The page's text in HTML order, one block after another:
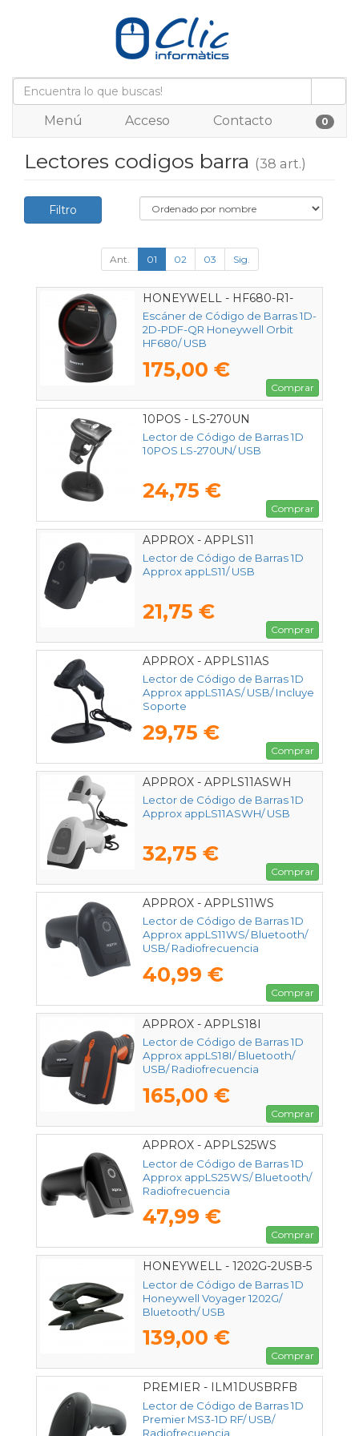
Menú Acceso Contacto 0
Lectores codigos barra (38 art.)
Filtro
Ant. 01 02 03 Sig.
HONEYWELL - HF680-R1-
2USB-EU
Escáner de Código de Barras 1D-
2D-PDF-QR Honeywell Orbit
HF680/ USB
175,00 €
Comprar
10POS - LS-270UN
Lector de Código de Barras 1D
10POS LS-270UN/ USB
24,75 €
Comprar
APPROX - APPLS11
Lector de Código de Barras 1D
Approx appLS11/ USB
21,75 €
Comprar
APPROX - APPLS11AS
Lector de Código de Barras 1D
Approx appLS11AS/ USB/ Incluye
Soporte
29,75 €
Comprar
APPROX - APPLS11ASWH
Lector de Código de Barras 1D
Approx appLS11ASWH/ USB
32,75 €
Comprar
APPROX - APPLS11WS
Lector de Código de Barras 1D
Approx appLS11WS/ Bluetooth/
USB/ Radiofrecuencia
40,99 €
Comprar
APPROX - APPLS18I
Lector de Código de Barras 1D
Approx appLS18I/ Bluetooth/
USB/ Radiofrecuencia
165,00 €
Comprar
APPROX - APPLS25WS
Lector de Código de Barras 1D
Approx appLS25WS/ Bluetooth/
Radiofrecuencia
47,99 €
Comprar
HONEYWELL - 1202G-2USB-5
Lector de Código de Barras 1D
Honeywell Voyager 1202G/
Bluetooth/ USB
139,00 €
Comprar
PREMIER - ILM1DUSBRFB
Lector de Código de Barras 1D
Premier MS3-1D RF/ USB/
Radiofrecuencia